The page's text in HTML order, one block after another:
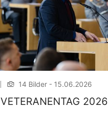
14 Bilder - 15.06.2026
VETERANENTAG 2026